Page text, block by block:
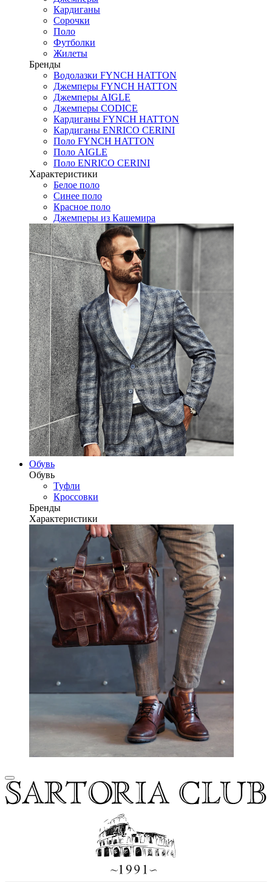
Кардиганы
Сорочки
Поло
Футболки
Жилеты
Бренды
Водолазки FYNCH HATTON
Джемперы FYNCH HATTON
Джемперы AIGLE
Джемперы CODICE
Кардиганы FYNCH HATTON
Кардиганы ENRICO CERINI
Поло FYNCH HATTON
Поло AIGLE
Поло ENRICO CERINI
Характеристики
Белое поло
Синее поло
Красное поло
Джемперы из Кашемира
Обувь
Обувь
Туфли
Кроссовки
Бренды
Характеристики